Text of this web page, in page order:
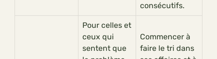
consécutifs.
Pour celles et
ceux qui
sentent que
Commencer à
faire le tri dans